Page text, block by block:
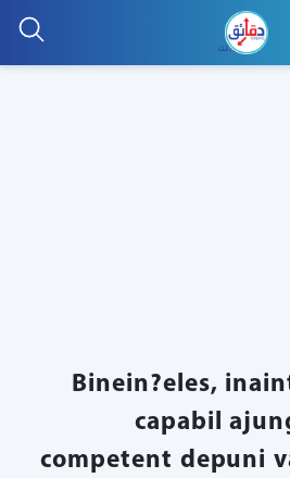
Binein?eles,
capabil
competent depuni